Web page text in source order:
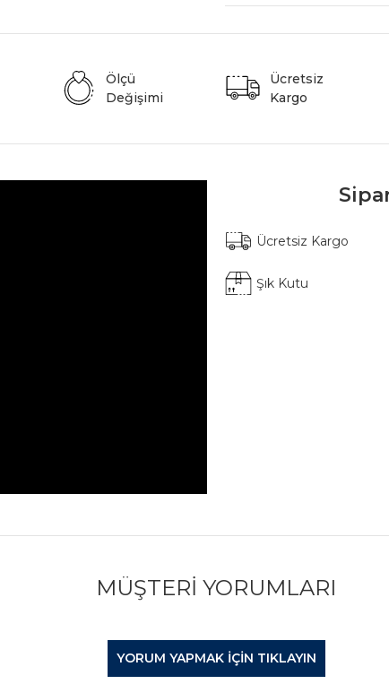
Ölçü
Değişimi
Ücretsiz
Kargo
Ücretsiz Kargo
Şık Kutu
MÜŞTERI YORUMLARI
YORUM YAPMAK IÇIN TIKLAYIN